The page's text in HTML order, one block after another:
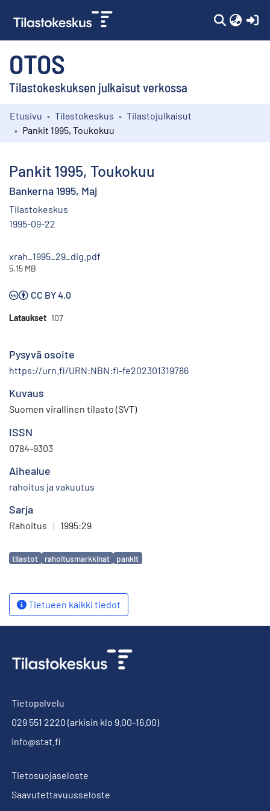
OTOS
Tilastokeskuksen julkaisut verkossa
Kokoelmat
Etusivu Tilastokeskus
Tilastojulkaisut
Pankit 1995, Toukokuu
Pankit 1995, Toukokuu
Bankerna 1995, Maj
Tilastokeskus
1995-09-22
xrah_1995_29_dig.pdf
5.15 MB
CC BY 4.0
Lataukset 107
Pysyvä osoite
https://urn.fi/URN:NBN:fi-fe202301319786
Kuvaus
Suomen virallinen tilasto (SVT)
ISSN
0784-9303
Aihealue
rahoitus ja vakuutus
Sarja
Rahoitus | 1995:29
Avainsanat
tilastot rahoitusmarkkinat pankit
Tietueen kaikki tiedot
Tietopalvelu
029 551 2220 (arkisin klo 9.00-16.00)
info@stat.fi
Tietosuojaseloste
Saavutettavuusseloste